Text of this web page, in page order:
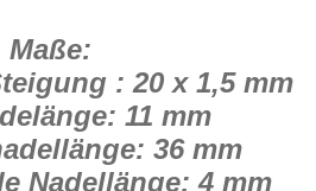
Maße:
: 20 x 1,5 mm
11 mm
36 mm
Nadellänge: 4 mm